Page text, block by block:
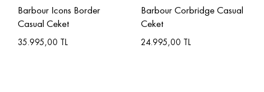
Barbour Icons Border
Casual Ceket
35.995,00 TL
Barbour Corbridge Casual
Ceket
24.995,00 TL